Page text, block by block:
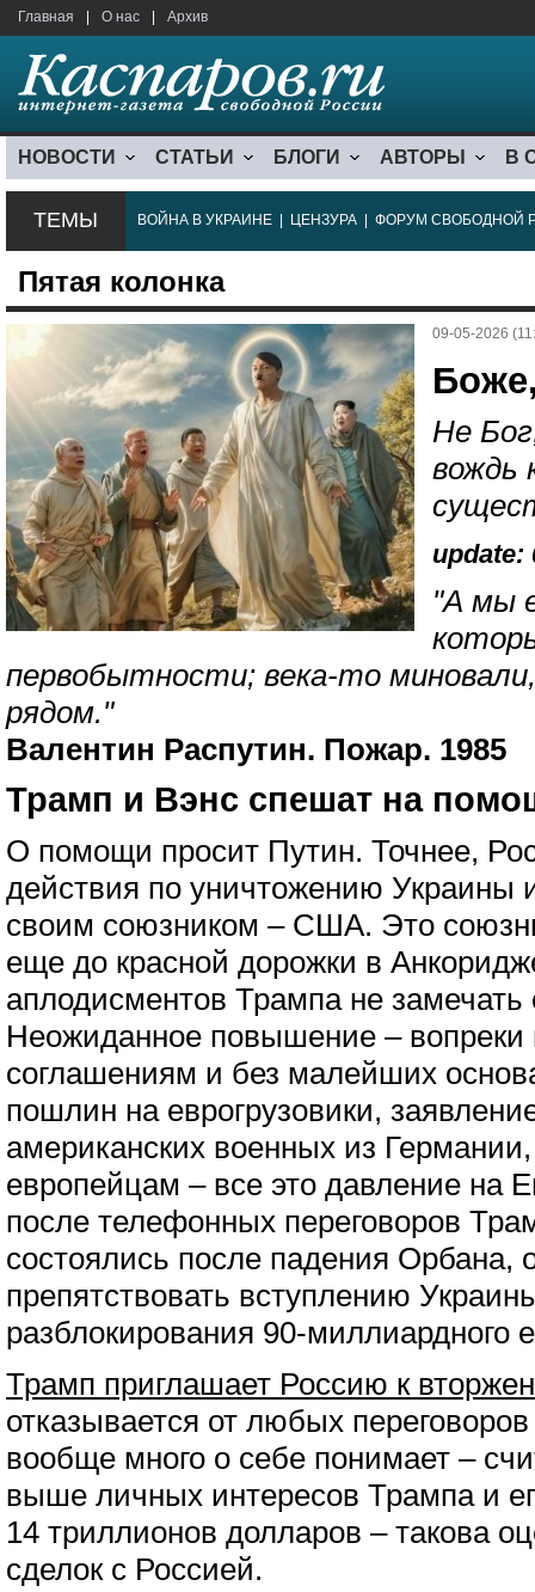
Главная О нас Архив
НОВОСТИ СТАТЬИ БЛОГИ АВТОРЫ В
ТЕМЫ ВОЙНА В УКРАИНЕ ЦЕНЗУРА ФОРУМ СВОБОДНОЙ
Пятая колонка
09-05-2026
Не
вождь
update:
"А мы
первобытности; века-то
рядом."
Валентин Распутин. Пожар. 1985
Трамп и Вэнс спешат на
О помощи просит Путин. Точнее,
действия по уничтожению Украины
своим союзником – США. Это
еще до красной дорожки в
аплодисментов Трампа не замечать
Неожиданное повышение –
соглашениям и без малейших
пошлин на еврогрузовики,
американских военных из Германии,
европейцам – все это давление на
после телефонных переговоров
состоялись после падения Орбана,
препятствовать вступлению
разблокирования 90-миллиардного
Трамп приглашает Россию к
отказывается от любых
вообще много о себе понимает –
выше личных интересов Трампа и
14 триллионов долларов – такова
сделок с Россией.